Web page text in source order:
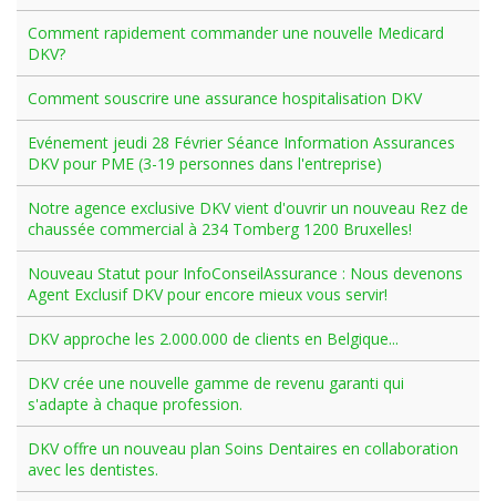
Comment rapidement commander une nouvelle Medicard
DKV?
Comment souscrire une assurance hospitalisation DKV
Evénement jeudi 28 Février Séance Information Assurances
DKV pour PME (3-19 personnes dans l'entreprise)
Notre agence exclusive DKV vient d'ouvrir un nouveau Rez de
chaussée commercial à 234 Tomberg 1200 Bruxelles!
Nouveau Statut pour InfoConseilAssurance : Nous devenons
Agent Exclusif DKV pour encore mieux vous servir!
DKV approche les 2.000.000 de clients en Belgique...
DKV crée une nouvelle gamme de revenu garanti qui
s'adapte à chaque profession.
DKV offre un nouveau plan Soins Dentaires en collaboration
avec les dentistes.